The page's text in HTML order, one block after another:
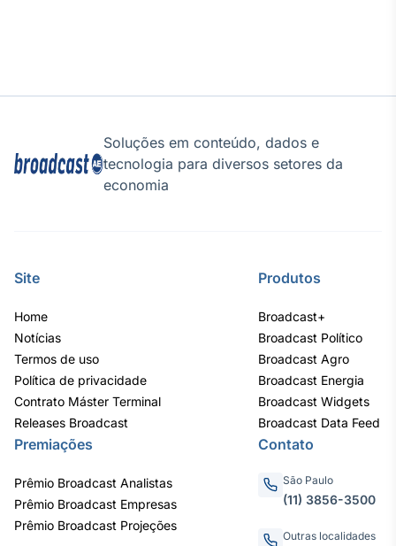
Soluções em conteúdo, dados e
tecnologia para diversos setores da
economia
Site
Home
Notícias
Termos de uso
Política de privacidade
Contrato Máster Terminal
Releases Broadcast
Produtos
Broadcast+
Broadcast Político
Broadcast Agro
Broadcast Energia
Broadcast Widgets
Broadcast Data Feed
Premiações
Prêmio Broadcast Analistas
Prêmio Broadcast Empresas
Prêmio Broadcast Projeções
Contato
São Paulo
(11) 3856-3500
Outras localidades